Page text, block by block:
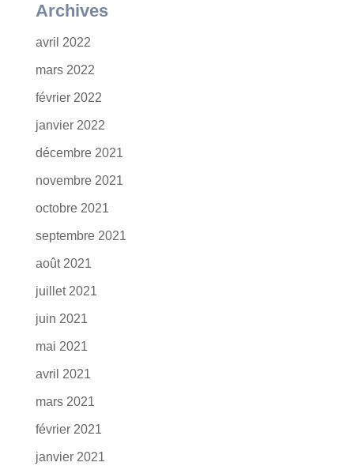
Archives
avril 2022
mars 2022
février 2022
janvier 2022
décembre 2021
novembre 2021
octobre 2021
septembre 2021
août 2021
juillet 2021
juin 2021
mai 2021
avril 2021
mars 2021
février 2021
janvier 2021